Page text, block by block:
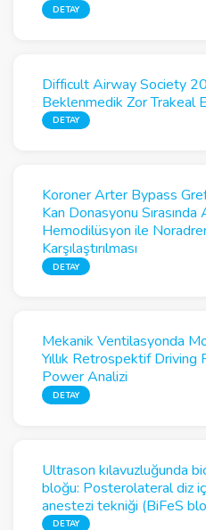
DETAY
Difficult Airway Society
Beklenmedik Zor Trakeal
DETAY
Koroner Arter Bypass
Kan Donasyonu
Hemodilüsyon ile
Karşılaştırılması
DETAY
Mekanik Ventilasyonda
Yıllık Retrospektif
Power Analizi
DETAY
Ultrason kılavuzluğunda
bloğu: Posterolateral diz
anestezi tekniği (BiFeS
DETAY